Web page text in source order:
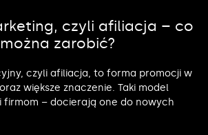
czyli afiliacja – co
zarobić?
czyli afiliacja, to forma promocji w
większe znaczenie. Taki model
firmom – docierają one do nowych